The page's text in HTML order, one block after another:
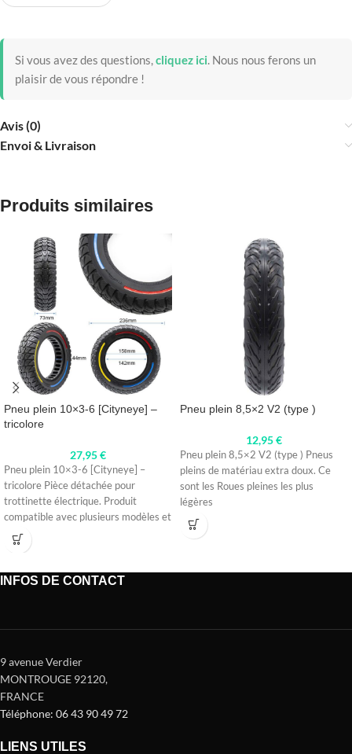
Si vous avez des questions,cliquez ici. Nous nous ferons un
plaisir de vous répondre !
Avis (0)
Envoi & Livraison
Produits similaires
Pneu plein 10×3-6 [Cityneye] –
tricolore
27,95€
Pneu plein 10×3-6 [Cityneye] –
tricolore Pièce détachée pour
trottinette électrique. Produit
compatible avec plusieurs modèles et
conçu pour une
Pneu plein 8,5×2 V2 (type )
12,95€
Pneu plein 8,5×2 V2 (type ) Pneus
pleins de matériau extra doux. Ce
sont les Roues pleines les plus
légères
INFOS DE CONTACT
9 avenue Verdier
MONTROUGE 92120,
FRANCE
Téléphone: 06 43 90 49 72
LIENS UTILES